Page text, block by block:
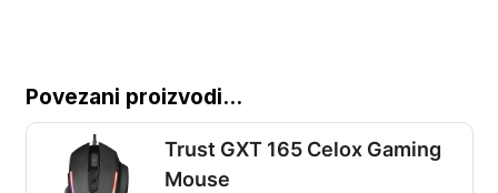
Povezani proizvodi...
Trust GXT 165 Celox Gaming
Mouse